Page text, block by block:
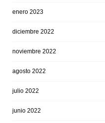
enero 2023
diciembre 2022
noviembre 2022
agosto 2022
julio 2022
junio 2022